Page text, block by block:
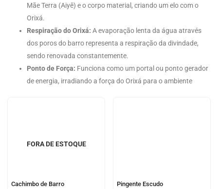
Mãe Terra (Aiyê) e o corpo material, criando um elo com o
Orixá.
Respiração do Orixá: A evaporação lenta da água através
dos poros do barro representa a respiração da divindade,
sendo renovada constantemente.
Ponto de Força: Funciona como um portal ou ponto gerador
de energia, irradiando a força do Orixá para o ambiente
FORA DE ESTOQUE
Cachimbo de Barro Pingente Escudo